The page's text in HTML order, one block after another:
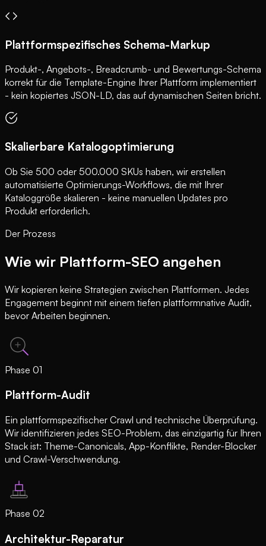
Plattformspezifisches Schema-Markup
Produkt-, Angebots-, Breadcrumb- und Bewertungs-Schema
korrekt für die Template-Engine Ihrer Plattform implementiert
- kein kopiertes JSON-LD, das auf dynamischen Seiten bricht.
Skalierbare Katalogoptimierung
Ob Sie 500 oder 500.000 SKUs haben, wir erstellen
automatisierte Optimierungs-Workflows, die mit Ihrer
Kataloggröße skalieren - keine manuellen Updates pro
Produkt erforderlich.
Der Prozess
Wie wir Plattform-SEO angehen
Wir kopieren keine Strategien zwischen Plattformen. Jedes
Engagement beginnt mit einem tiefen plattformnative Audit,
bevor Arbeiten beginnen.
Phase 01
Plattform-Audit
Ein plattformspezifischer Crawl und technische Überprüfung.
Wir identifizieren jedes SEO-Problem, das einzigartig für Ihren
Stack ist: Theme-Canonicals, App-Konflikte, Render-Blocker
und Crawl-Verschwendung.
Phase 02
Architektur-Reparatur